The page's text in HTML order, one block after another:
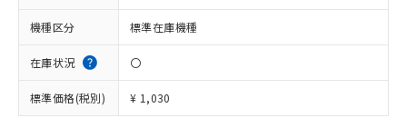
機種区分 標準在庫機種
在庫状況 〇
標準価格(税別) ¥ 1,030